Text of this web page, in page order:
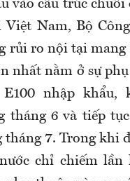
vào cấu trúc chuỗi
Việt Nam, Bộ
rủi ro nội tại mang
nhất nằm ở sự
E100 nhập khẩu,
tháng 6 và tiếp
tháng 7. Trong khi
chỉ chiếm lần